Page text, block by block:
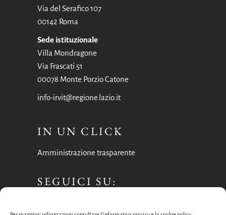
Via del Serafico 107
00142 Roma
Sede istituzionale
Villa Mondragone
Via Frascati 51
00078 Monte Porzio Catone
info-irvit@regione.lazio.it
IN UN CLICK
Amministrazione trasparente
SEGUICI SU: